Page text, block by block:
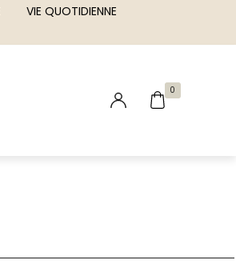
VIE QUOTIDIENNE
0